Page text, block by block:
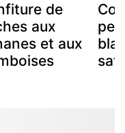
de
aux
et aux